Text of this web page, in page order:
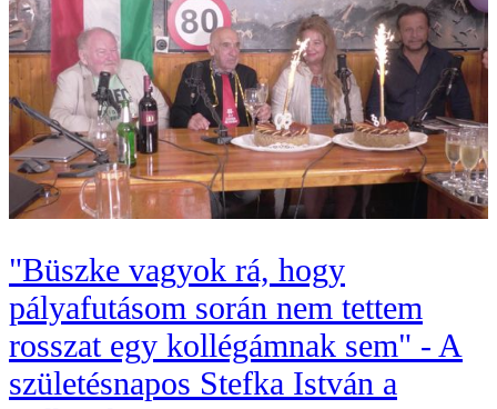
"Büszke vagyok rá, hogy
pályafutásom során nem tettem
rosszat egy kollégámnak sem" - A
születésnapos Stefka István a